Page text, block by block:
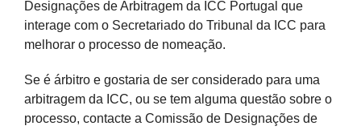
Designações de Arbitragem da ICC Portugal que
interage com o Secretariado do Tribunal da ICC para
melhorar o processo de nomeação.
Se é árbitro e gostaria de ser considerado para uma
arbitragem da ICC, ou se tem alguma questão sobre o
processo, contacte a Comissão de Designações de